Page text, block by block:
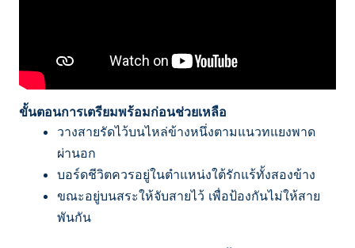
ขั้นตอนการเตรียมพร้อมก่อนช่วยเหลือ
วางสายรัดไว้บนไหล่ข้างหนึ่งตามแนวทแยงพาด
ผ่านอก
บอร์ดชีวิตควรอยู่ในตำแหน่งใต้รักแร้ทั้งสองข้าง
ขณะอยู่บนสระให้จับสายไว้ เพื่อป้องกันไม่ให้สาย
พันกัน